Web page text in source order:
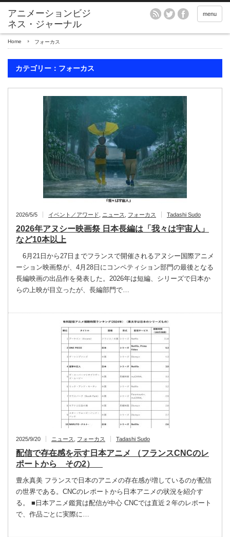
アニメーションビジ
ネス・ジャーナル
menu
Home フォーカス
カテゴリー：フォーカス
2026/5/5 イベント／アワード ニュース フォーカス Tadashi Sudo
2026年アヌシー映画祭 日本長編は「我々は宇宙人」
など10本以上
6月21日から27日までフランスで開催されるアヌシー国際アニメ
ーション映画祭が、4月28日にコンペティション部門の最後となる
長編映画の出品作を発表した。2026年は短編、シリーズで日本か
らの上映が目立ったが、長編部門で…
2025/9/20 ニュース フォーカス Tadashi Sudo
配信で存在感を示す日本アニメ （フランスCNCのレ
ポートから その2）
豊永真美 フランスで日本のアニメの存在感が増しているのが配信
の世界である。CNCのレポートから日本アニメの状況を紹介す
る。 ■日本アニメ鑑賞は配信が中心 CNCでは直近２年のレポート
で、作品ごとに実際に…